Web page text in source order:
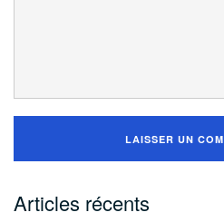
Articles récents